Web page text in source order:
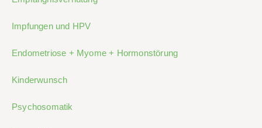
Impfungen und HPV
Endometriose + Myome + Hormonstörung
Kinderwunsch
Psychosomatik